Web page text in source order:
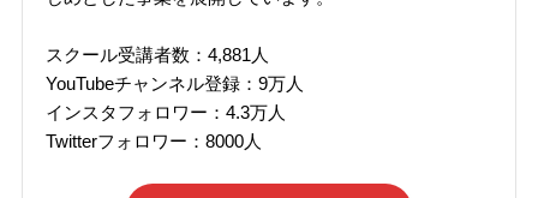
スクール受講者数：4,881人
YouTubeチャンネル登録：9万人
インスタフォロワー：4.3万人
Twitterフォロワー：8000人